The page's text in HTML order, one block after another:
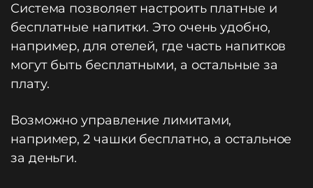
Система позволяет настроить платные и
бесплатные напитки. Это очень удобно,
например, для отелей, где часть напитков
могут быть бесплатными, а остальные за
плату.
Возможно управление лимитами,
например, 2 чашки бесплатно, а остальное
за деньги.